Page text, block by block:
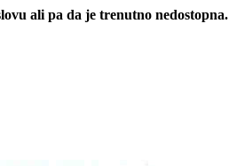
ali pa da je trenutno nedostopna.